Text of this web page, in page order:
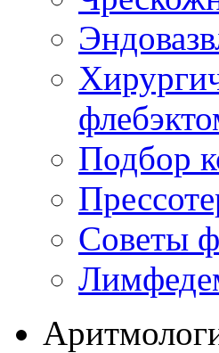
Подбор
Советы